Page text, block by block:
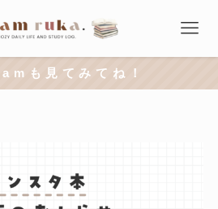
m も 見 て み て ね ！